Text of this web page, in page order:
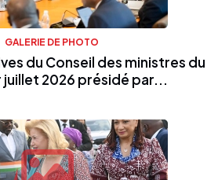
GALERIE DE PHOTO
du Conseil des ministres du
juillet 2026 présidé par...